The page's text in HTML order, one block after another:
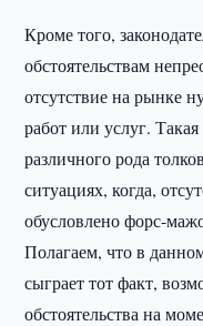
Кроме того,
обстоятельствам
отсутствие на рынке
работ или услуг.
различного рода
ситуациях, когда,
обусловлено форс-
Полагаем, что в
сыграет тот факт,
обстоятельства на